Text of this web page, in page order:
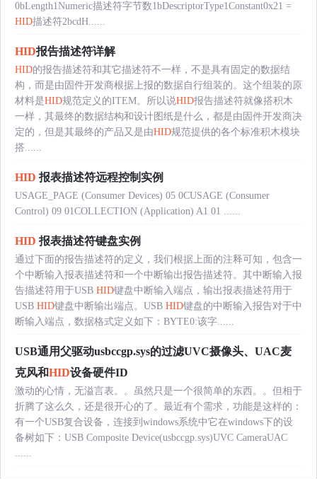
0bLength1Numeric描述符字节数1bDescriptorType1Constant0x21 =
HID描述符2bcdH......
HID报告描述符详解
HID的报告描述符和其它描述符不一样，不是具有固定的数据结
构，而是由固件开发商根据上报的数据自行组装的。这个组装的原
材料是HID规范定义的ITEM。所以说HID报告描述符就像搭积木
一样，其最终的数据结构和设计图纸是什么，都是由固件开发商决
定的，但是其最终的产品又是由HID规范提供的各个标准积木模块
搭......
HID 报表描述符远程控制实例
USAGE_PAGE (Consumer Devices) 05 0CUSAGE (Consumer
Control) 09 01COLLECTION (Application) A1 01 ......
HID 报表描述符键盘实例
通过下面的报告描述符的定义，我们根据上面的注释可知，包含一
个中断输入报表描述符和一个中断输出报告描述符。其中断输入报
告描述符用于USB HID键盘中断输入端点，输出报表描述符用于
USB HID键盘中断输出端点。USB HID键盘的中断输入报告对于中
断输入端点，数据格式定义如下：BYTE0:该字......
USB通用父驱动usbccgp.sys的过滤UVC摄像头、UAC麦
克风和HID设备硬件ID
激动的心情，无溢言表。。虽然只是一个很简单的东西。。但相于
折腾了这么久，还是很开心的了。最近有个需求，功能是这样的：
有一个USB复合设备，连接到windows系统中它在windows下的设
备树如下：USB Composite Device(usbccgp.sys)UVC CameraUAC
......